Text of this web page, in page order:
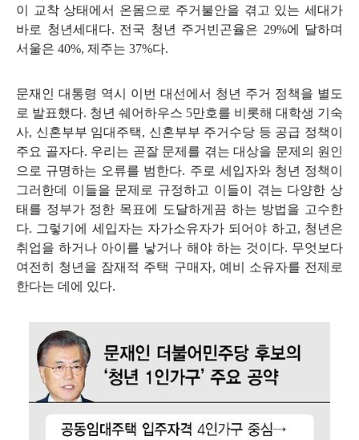
이 교착 상태에서 온몸으로 주거불안을 겪고 있는 세대가
바로 청년세대다. 전국 청년 주거빈곤율은 29%에 달하며
서울은 40%, 제주는 37%다.
문재인 대통령 역시 이번 대선에서 청년 주거 정책을 별도
로 발표했다. 청년 쉐어하우스 5만호를 비롯해 대학생 기숙
사, 신혼부부 임대주택, 신혼부부 주거수당 등 공급 정책이
주요 골자다. 우리는 곧잘 문제를 겪는 대상을 문제의 원인
으로 규명하는 오류를 범한다. 주로 세입자와 청년 정책이
그러한데 이들을 문제로 규정하고 이들이 겪는 다양한 상
태를 정부가 정한 목표에 도달하게끔 하는 방법을 고수한
다. 그렇기에 세입자는 자가소유자가 되어야 하고, 청년은
취업을 하거나 아이를 낳거나 해야 하는 것이다. 무엇보다
여전히 청년을 잠재적 주택 구매자, 예비 소유자를 전제로
한다는 데에 있다.